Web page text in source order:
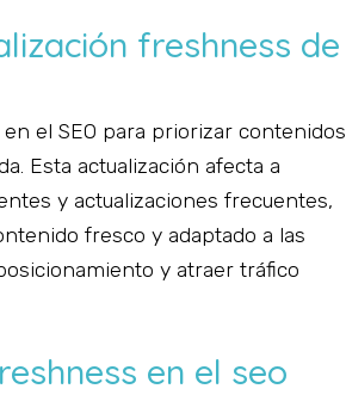
freshness de
el SEO para priorizar contenidos
Esta actualización afecta a
y actualizaciones frecuentes,
fresco y adaptado a las
y atraer tráfico
en el seo